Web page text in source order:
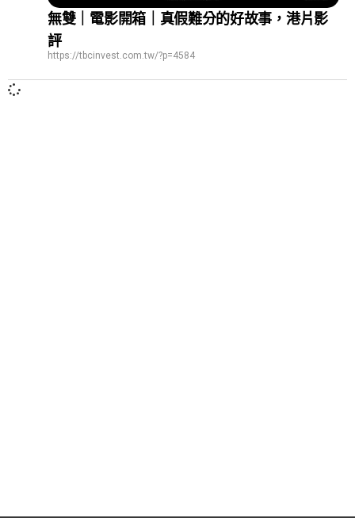
無雙｜電影開箱｜真假難分的好故事，港片影
評
https://tbcinvest.com.tw/?p=4584